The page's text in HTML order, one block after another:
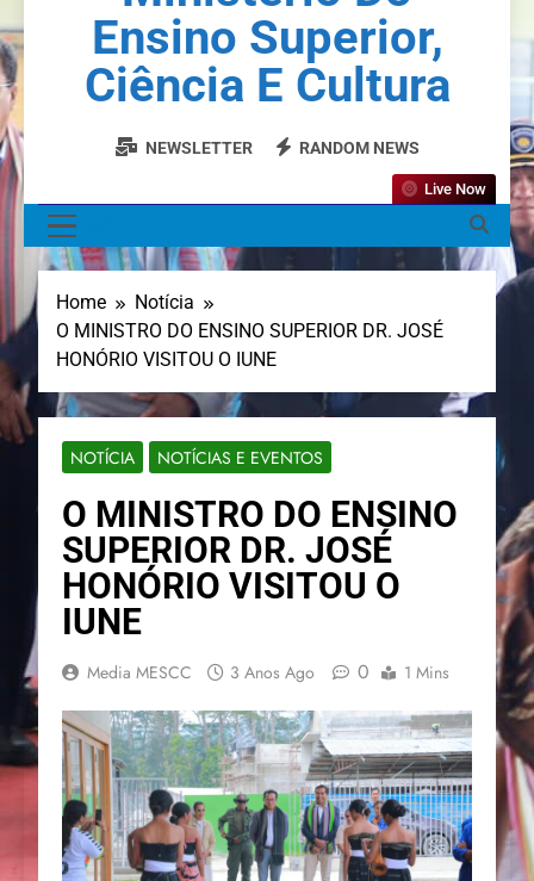
Ensino Superior,
Ciência E Cultura
NEWSLETTER RANDOM NEWS
Live Now
Home
Notícia
O MINISTRO DO ENSINO SUPERIOR DR. JOSÉ
HONÓRIO VISITOU O IUNE
NOTÍCIA NOTÍCIAS E EVENTOS
O MINISTRO DO ENSINO
SUPERIOR DR. JOSÉ
HONÓRIO VISITOU O
IUNE
Media MESCC 3 Anos Ago 0 1 Mins